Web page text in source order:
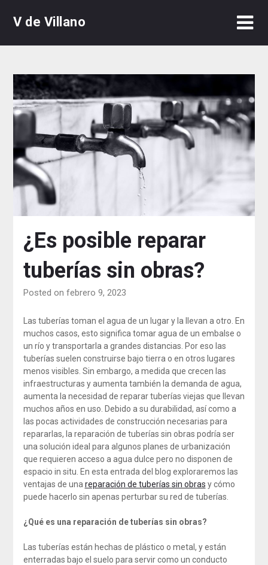
V de Villano
¿Es posible reparar
tuberías sin obras?
Posted on febrero 9, 2023
Las tuberías toman el agua de un lugar y la llevan a otro. En
muchos casos, esto significa tomar agua de un embalse o
un río y transportarla a grandes distancias. Por eso las
tuberías suelen construirse bajo tierra o en otros lugares
menos visibles. Sin embargo, a medida que crecen las
infraestructuras y aumenta también la demanda de agua,
aumenta la necesidad de reparar tuberías viejas que llevan
muchos años en uso. Debido a su durabilidad, así como a
las pocas actividades de construcción necesarias para
repararlas, la reparación de tuberías sin obras podría ser
una solución ideal para algunos planes de urbanización
que requieren acceso a agua dulce pero no disponen de
espacio in situ. En esta entrada del blog exploraremos las
ventajas de una reparación de tuberías sin obras y cómo
puede hacerlo sin apenas perturbar su red de tuberías.
¿Qué es una reparación de tuberías sin obras?
Las tuberías están hechas de plástico o metal, y están
enterradas bajo el suelo para servir como un conducto